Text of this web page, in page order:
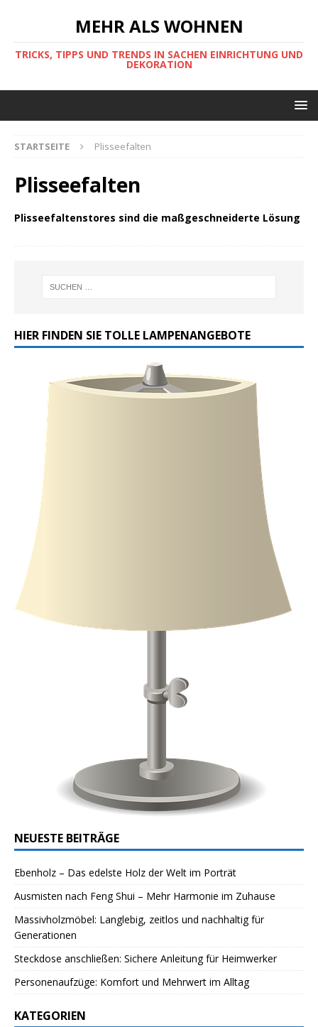
MEHR ALS WOHNEN
TRICKS, TIPPS UND TRENDS IN SACHEN EINRICHTUNG UND
DEKORATION
STARTSEITE Plisseefalten
Plisseefalten
Plisseefaltenstores sind die maßgeschneiderte Lösung
HIER FINDEN SIE TOLLE LAMPENANGEBOTE
NEUESTE BEITRÄGE
Ebenholz – Das edelste Holz der Welt im Porträt
Ausmisten nach Feng Shui – Mehr Harmonie im Zuhause
Massivholzmöbel: Langlebig, zeitlos und nachhaltig für
Generationen
Steckdose anschließen: Sichere Anleitung für Heimwerker
Personenaufzüge: Komfort und Mehrwert im Alltag
KATEGORIEN